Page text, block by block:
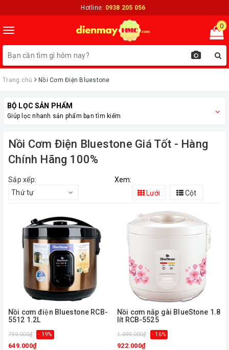
Hotline: 0938 205 056
Toggle
navigation
0
Trang chủ Nồi Cơm Điện Bluestone
BỘ LỌC SẢN PHẨM
Giúp lọc nhanh sản phẩm bạn tìm kiếm
Nồi Cơm Điện Bluestone Giá Tốt - Hàng
Chính Hãng 100%
Sắp xếp:
Thứ tự
Xem:
Lưới
Cột
Nồi cơm điện Bluestone RCB-
5512 1.2L
799.000₫ - 19%
649.000₫
Nồi cơm nắp gài BlueStone 1.8
lít RCB-5525
1.099.000₫ - 16%
922.000₫